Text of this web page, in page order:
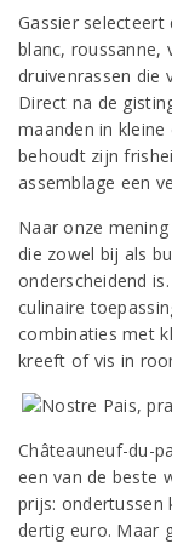
Gassier
blanc, roussanne,
druivenrassen die
Direct na de
maanden in
behoudt zijn
assemblage een
Naar onze
die zowel bij als
onderscheidend
culinaire
combinaties met
kreeft of vis in
Châteauneuf-du-
een van de beste
prijs: ondertussen
dertig euro. Maar